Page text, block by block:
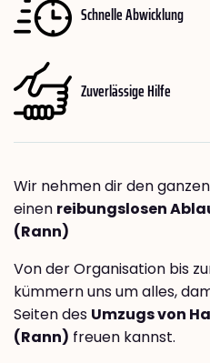
Schnelle Abwicklung
Zuverlässige Hilfe
Wir nehmen dir den
einen reibungslosen
(Rann)
Von der Organisation bis
kümmern uns um alles,
Seiten des Umzugs von
(Rann) freuen kannst.